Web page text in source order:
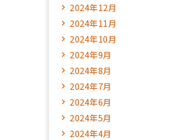
2024年12月
2024年11月
2024年10月
2024年9月
2024年8月
2024年7月
2024年6月
2024年5月
2024年4月